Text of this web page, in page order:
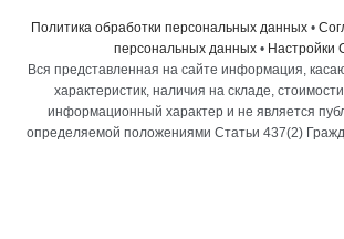
Политика обработки персональных данных•
персональных данных • Настройки
Вся представленная на сайте информация,
характеристик, наличия на складе,
информационный характер и не является
определяемой положениями Статьи 437(2)